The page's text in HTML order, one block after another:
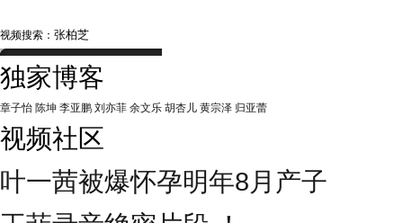
视频搜索：
独家博客
章子怡 陈坤 李亚鹏 刘亦菲 余文乐 胡杏儿 黄宗泽 归亚蕾
视频社区
叶一茜被爆怀孕明年8月产子